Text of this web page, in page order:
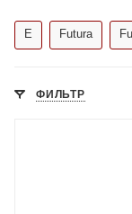
E Futura
ФИЛЬТР